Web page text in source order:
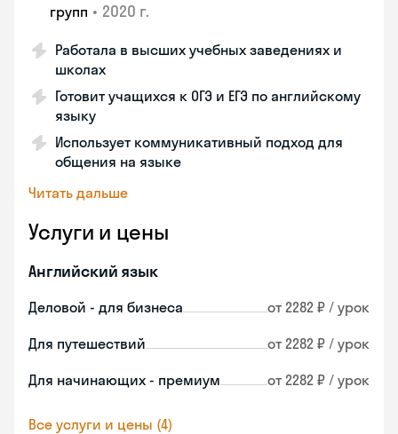
групп • 2020 г.
Работала в высших учебных заведениях и
школах
Готовит учащихся к ОГЭ и ЕГЭ по английскому
языку
Использует коммуникативный подход для
общения на языке
Читать дальше
Услуги и цены
Английский язык
Деловой - для бизнеса от 2282 ₽ / урок
Для путешествий от 2282 ₽ / урок
Для начинающих - премиум от 2282 ₽ / урок
Все услуги и цены (4)